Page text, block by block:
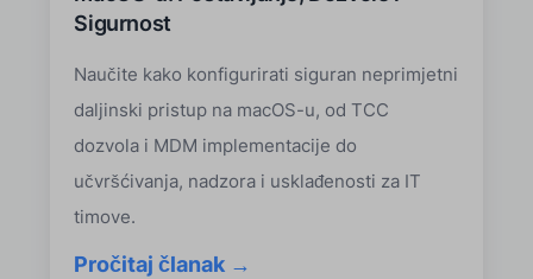
Sigurnost
Naučite kako konfigurirati siguran neprimjetni
daljinski pristup na macOS-u, od TCC
dozvola i MDM implementacije do
učvršćivanja, nadzora i usklađenosti za IT
timove.
Pročitaj članak →